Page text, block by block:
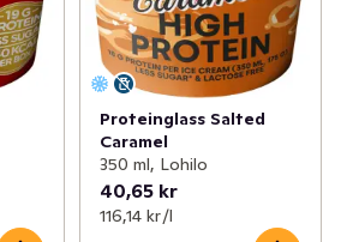
Proteinglass Salted
Caramel
350 ml, Lohilo
40,65 kr
116,14 kr /l